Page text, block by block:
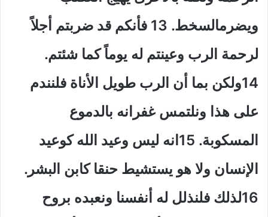
ويضرمالسخط. 13 فأنكم قد ضربتم أجلاً
لرحمة الرب وعينتم له يوماً كما شئتم.
14ولكن بما أن الرب طويل الأناة فلنندم
على هذا ونلتمس غفرانه بالدموع
المسكوبة. 15انه ليس وعيد الله كوعيد
الإنسان ولا هو يستشيط حنقا كابن البشر.
16لذلك فلنذلل له أنفسنا ونعبده بروح